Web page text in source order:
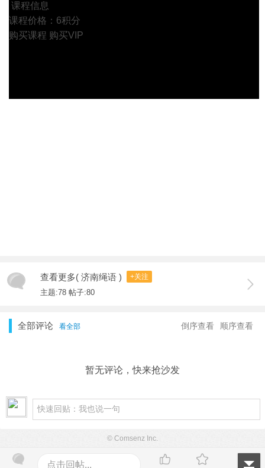
课程信息
课程价格：6积分
购买课程 购买VIP
查看更多( 济南绳语 ) +关注
主题:78 帖子:80
全部评论 看全部 顺序查看
倒序查看
暂无评论，快来抢沙发
点击回帖...
© Comsenz Inc.